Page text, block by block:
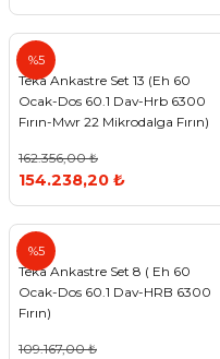
%5
Teka
Teka Ankastre Set 13 (Eh 60
Ocak-Dos 60.1 Dav-Hrb 6300
Fırın-Mwr 22 Mikrodalga Fırın)
162.356,00 ₺
154.238,20 ₺
%5
Teka
Teka Ankastre Set 8 ( Eh 60
Ocak-Dos 60.1 Dav-HRB 6300
Fırın)
109.167,00 ₺